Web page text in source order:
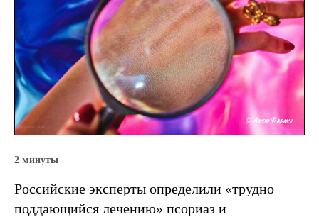
2 минуты
Российские эксперты определили «трудно
поддающийся лечению» псориаз и